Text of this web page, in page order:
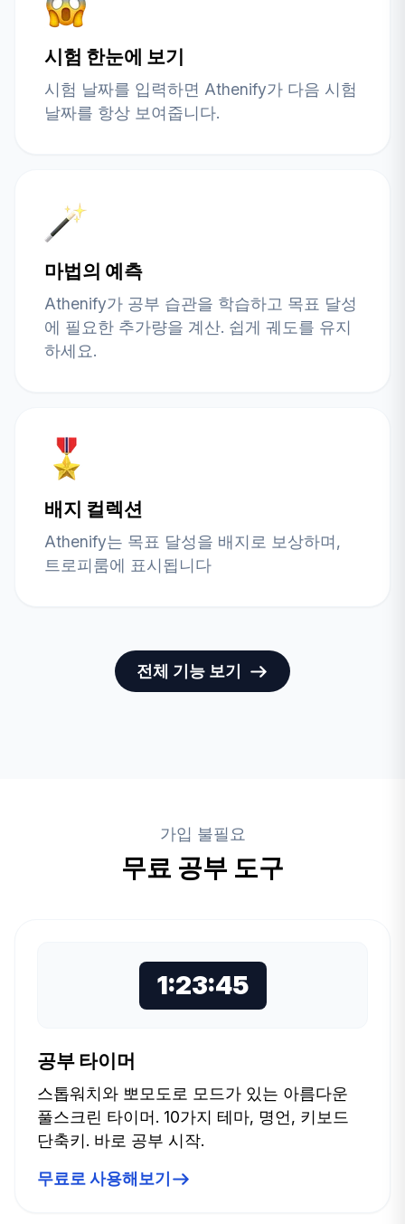
시험 한눈에 보기
시험 날짜를 입력하면 Athenify가 다음 시험
날짜를 항상 보여줍니다.
마법의 예측
Athenify가 공부 습관을 학습하고 목표 달성
에 필요한 추가량을 계산. 쉽게 궤도를 유지
하세요.
배지 컬렉션
Athenify는 목표 달성을 배지로 보상하며,
트로피룸에 표시됩니다
전체 기능 보기
가입 불필요
무료 공부 도구
1:23:45
공부 타이머
스톱워치와 뽀모도로 모드가 있는 아름다운
풀스크린 타이머. 10가지 테마, 명언, 키보드
단축키. 바로 공부 시작.
무료로 사용해보기